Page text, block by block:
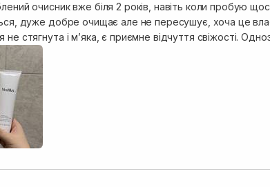
очисник вже біля 2 років, навіть коли пробую
дуже добре очищає але не пересушує, хоча це
не стягнута і мʼяка, є приємне відчуття свіжості.